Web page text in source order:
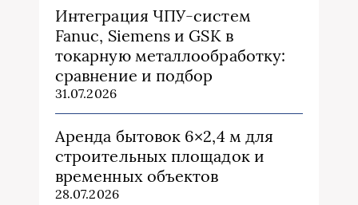
Интеграция ЧПУ-систем
Fanuc, Siemens и GSK в
токарную металлообработку:
сравнение и подбор
31.07.2026
Аренда бытовок 6×2,4 м для
строительных площадок и
временных объектов
28.07.2026